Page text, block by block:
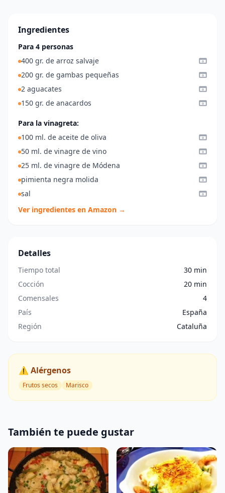
Ingredientes
Para 4 personas
400 gr. de arroz salvaje
200 gr. de gambas pequeñas
2 aguacates
150 gr. de anacardos
Para la vinagreta:
100 ml. de aceite de oliva
50 ml. de vinagre de vino
25 ml. de vinagre de Módena
pimienta negra molida
sal
Ver ingredientes en Amazon →
Detalles
Tiempo total
30 min
Cocción
20 min
Comensales
4
País
España
Región
Cataluña
⚠️ Alérgenos
Frutos secos Marisco
También te puede gustar